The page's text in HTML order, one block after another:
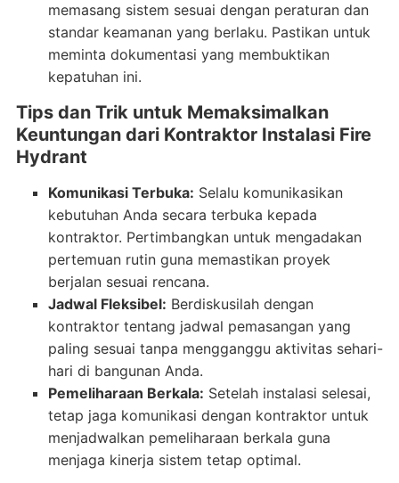
memasang sistem sesuai dengan peraturan dan
standar keamanan yang berlaku. Pastikan untuk
meminta dokumentasi yang membuktikan
kepatuhan ini.
Tips dan Trik untuk Memaksimalkan
Keuntungan dari Kontraktor Instalasi Fire
Hydrant
Komunikasi Terbuka: Selalu komunikasikan
kebutuhan Anda secara terbuka kepada
kontraktor. Pertimbangkan untuk mengadakan
pertemuan rutin guna memastikan proyek
berjalan sesuai rencana.
Jadwal Fleksibel: Berdiskusilah dengan
kontraktor tentang jadwal pemasangan yang
paling sesuai tanpa mengganggu aktivitas sehari-
hari di bangunan Anda.
Pemeliharaan Berkala: Setelah instalasi selesai,
tetap jaga komunikasi dengan kontraktor untuk
menjadwalkan pemeliharaan berkala guna
menjaga kinerja sistem tetap optimal.